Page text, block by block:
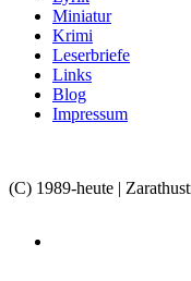
Miniatur
Krimi
Leserbriefe
Links
Blog
Impressum
(C) 1989-heute |